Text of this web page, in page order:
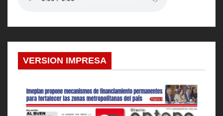
VERSION IMPRESA